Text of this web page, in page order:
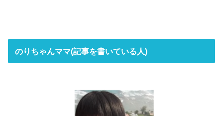
のりちゃんママ(記事を書いている人)